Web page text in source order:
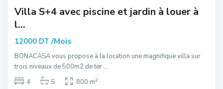
Villa S+4 avec piscine et jardin à louer à
l...
12000 DT /Mois
BONACASA vous propose à la location une magnifique villa sur
trois niveaux de 500m2 de ter...
4
5 800 m2